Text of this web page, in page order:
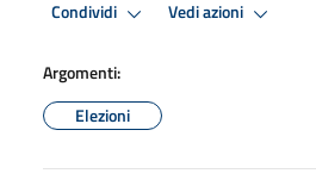
Condividi Vedi azioni
Argomenti:
Elezioni